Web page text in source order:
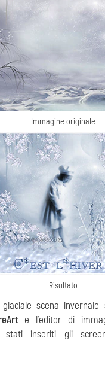
Immagine originale
Risultato
scena invernale
e l'editor di
stati inseriti gli